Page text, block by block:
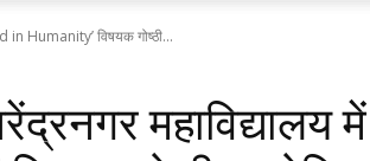
in Humanity’ विषयक गोष्ठी...
महाविद्यालय में